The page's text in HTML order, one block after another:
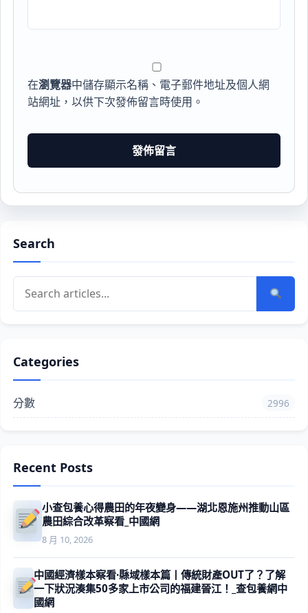
在瀏覽器中儲存顯示名稱、電子郵件地址及個人網
站網址，以供下次發佈留言時使用。
Search
Categories
分數 2996
Recent Posts
小查包養心得農田的年夜變身——湖北恩施州推動山區
農田綜合改革察看_中國網
8 月 10, 2026
中國經濟樣本察看·縣域樣本篇丨傳統財產OUT了？了解
一下狀況湊集50多家上市公司的福建晉江！_查包養網中
國網